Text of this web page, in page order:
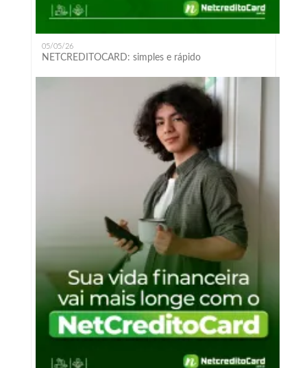
05/05/26
NETCREDITOCARD: simples e rápido